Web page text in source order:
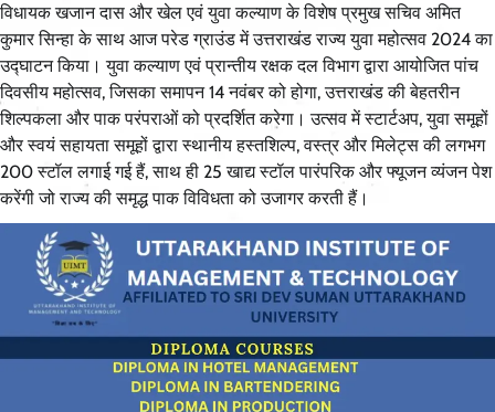
विधायक खजान दास और खेल एवं युवा कल्याण के विशेष प्रमुख सचिव अमित
कुमार सिन्हा के साथ आज परेड ग्राउंड में उत्तराखंड राज्य युवा महोत्सव 2024 का
उद्घाटन किया। युवा कल्याण एवं प्रान्तीय रक्षक दल विभाग द्वारा आयोजित पांच
दिवसीय महोत्सव, जिसका समापन 14 नवंबर को होगा, उत्तराखंड की बेहतरीन
शिल्पकला और पाक परंपराओं को प्रदर्शित करेगा। उत्सव में स्टार्टअप, युवा समूहों
और स्वयं सहायता समूहों द्वारा स्थानीय हस्तशिल्प, वस्त्र और मिलेट्स की लगभग
200 स्टॉल लगाई गई हैं, साथ ही 25 खाद्य स्टॉल पारंपरिक और फ्यूजन व्यंजन पेश
करेंगी जो राज्य की समृद्ध पाक विविधता को उजागर करती हैं।